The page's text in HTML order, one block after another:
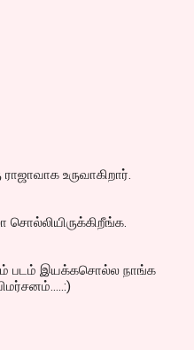
உருவாகிறார்.
சொல்லியிருக்கிறீங்க.
படம் இயக்கசொல்ல நாங்க